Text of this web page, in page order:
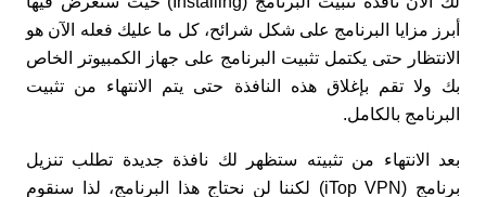
أبرز مزايا البرنامج على شكل شرائح، كل ما عليك فعله الآن هو
الانتظار حتى يكتمل تثبيت البرنامج على جهاز الكمبيوتر الخاص
بك ولا تقم بإغلاق هذه النافذة حتى يتم الانتهاء من تثبيت
البرنامج بالكامل.
بعد الانتهاء من تثبيته ستظهر لك نافذة جديدة تطلب تنزيل
برنامج (iTop VPN) لكننا لن نحتاج هذا البرنامج، لذا سنقوم